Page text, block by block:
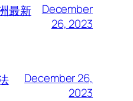
最新
December
26, 2023
December 26,
2023